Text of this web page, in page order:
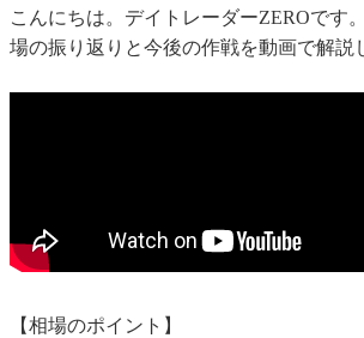
こんにちは。デイトレーダーZEROです
場の振り返りと今後の作戦を動画で解説
【相場のポイント】